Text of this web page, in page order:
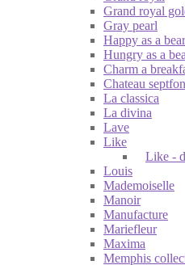
Grand royal
Gray pearl
Happy as a bear
Hungry as a
Charm a
Chateau
La classica
La divina
Lave
Like
Like -
Louis
Mademoiselle
Manoir
Manufacture
Mariefleur
Maxima
Memphis